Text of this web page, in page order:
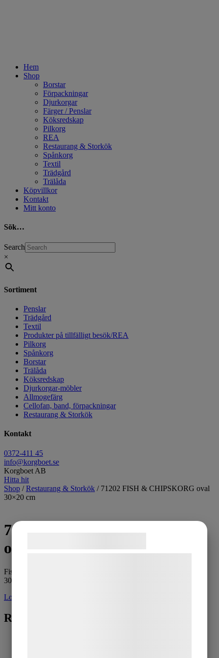
Hem
Shop
Borstar
Förpackningar
Djurkorgar
Färger / Penslar
Köksredskap
Pilkorg
REA
Restaurang & Storkök
Spånkorg
Textil
Trädgård
Trälåda
Köpvillkor
Kontakt
Mitt konto
Sök…
Search
×
Sortiment
Penslar
Trädgård
Textil
Produkter på tillfälligt besök/REA
Pilkorg
Spånkorg
Borstar
Trälåda
Köksredskap
Djurkorgar-möbler
Allmogefärg
Cellofan, band, förpackningar
Restaurang & Storkök
Kontakt
0372-411 45
info@korgboet.se
Korgboet AB
Hitta hit
Shop /Restaurang & Storkök / 71202 FISH & CHIPSKORG oval
30×20 cm
71202 FISH & CHIPSKORG
oval 30×20 cm
Fish & Chipskorg oval tätflätad
30x20x7 cm
Logga in för pris
Relaterade produkter